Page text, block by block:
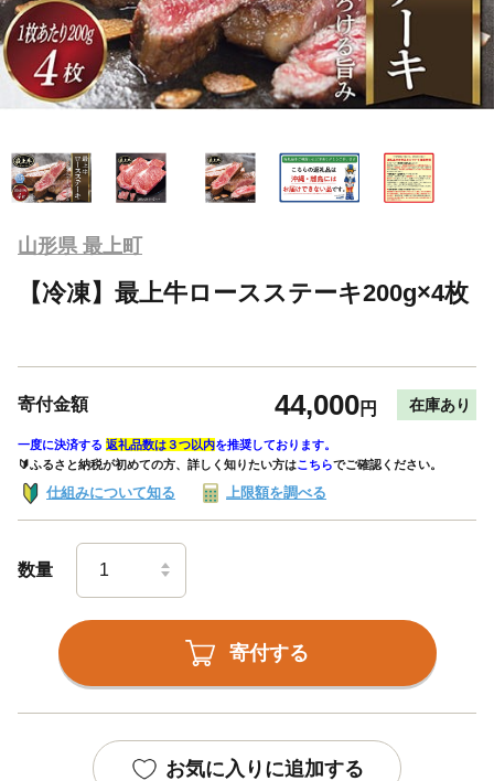
山形県 最上町
【冷凍】最上牛ロースステーキ200g×4枚
寄付金額 44,000円 在庫あり
一度に決済する 返礼品数は３つ以内を推奨しております。
🔰ふるさと納税が初めての方、詳しく知りたい方はこちらでご確認ください。
仕組みについて知る 上限額を調べる
数量
寄付する
お気に入りに追加する